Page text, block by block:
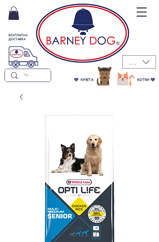
БЕЗПЛАТНА
ДОСТАВКА
КУЧЕТА КОТКИ
BGN (лв)